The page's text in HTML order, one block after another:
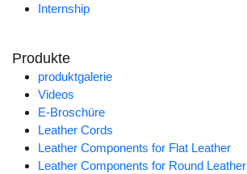
Internship
Produkte
produktgalerie
Videos
E-Broschüre
Leather Cords
Leather Components for Flat Leather
Leather Components for Round Leather